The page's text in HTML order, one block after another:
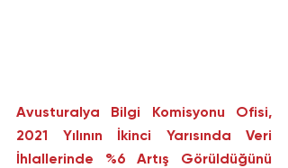
Avusturalya Bilgi Komisyonu Ofisi,
2021 Yılının İkinci Yarısında Veri
İhlallerinde %6 Artış Görüldüğünü